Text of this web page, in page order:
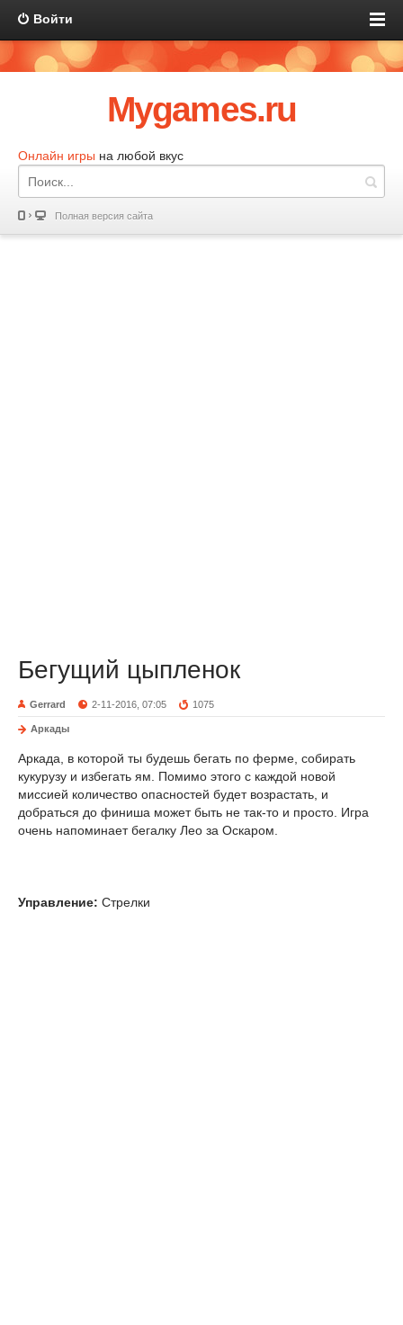
Войти
Mygames.ru
Онлайн игры на любой вкус
Полная версия сайта
Бегущий цыпленок
Gerrard 2-11-2016, 07:05 1075
Аркады
Аркада, в которой ты будешь бегать по ферме, собирать
кукурузу и избегать ям. Помимо этого с каждой новой
миссией количество опасностей будет возрастать, и
добраться до финиша может быть не так-то и просто. Игра
очень напоминает бегалку Лео за Оскаром.
Управление: Стрелки